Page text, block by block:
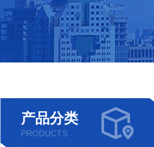
产品分类
PRODUCTS